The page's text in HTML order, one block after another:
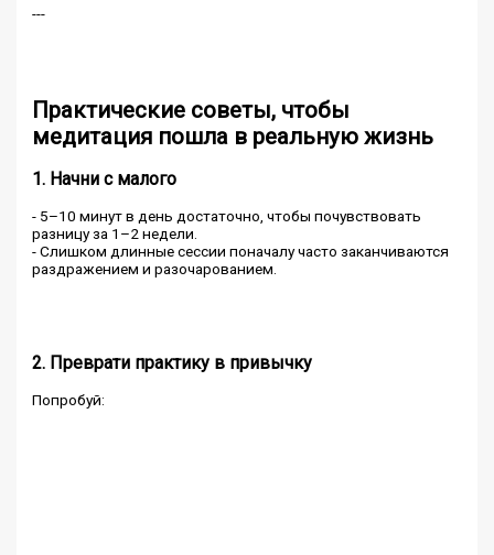
---
Практические советы, чтобы
медитация пошла в реальную жизнь
1. Начни с малого
- 5–10 минут в день достаточно, чтобы почувствовать
разницу за 1–2 недели.
- Слишком длинные сессии поначалу часто заканчиваются
раздражением и разочарованием.
2. Преврати практику в привычку
Попробуй: